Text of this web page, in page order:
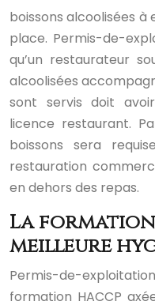
boissons alcoolisées
place. Permis-de-
qu’un restaurateur
alcoolisées
sont servis doit
licence restaurant.
boissons sera
restauration
en dehors des repas.
La formation
meilleure
Permis-de-
formation HACCP